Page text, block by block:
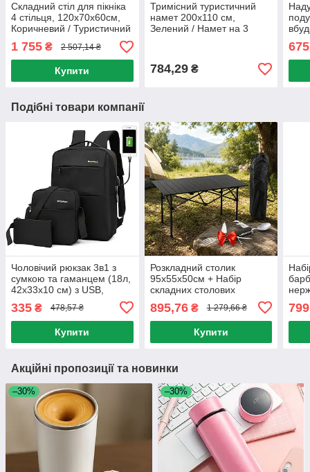
Складний стіл для пікніка
4 стільця, 120х70х60см,
Коричневий / Туристичний
стіл розкладний / Стіл для
кемпінгу
1 755 ₴ 2 507,14 ₴
Купити
Тримісний туристичний
намет 200х110 см,
Зелений / Намет на 3
784,29₴
Подібні товари компанії
Чоловічий рюкзак 3в1 з
сумкою та гаманцем (18л,
42х33х10 см) з USB,
Чорний / Шкільний рюкзак
335 ₴ 478,57 ₴
Купити
Розкладний столик
95х55х50см + Набір
складних столових
Кемпінговий столик
складний / Туристичний
стіл для пікніка
895,76₴ 1 279,66 ₴
Купити
Акційні пропозиції та новинки
–30% –30%